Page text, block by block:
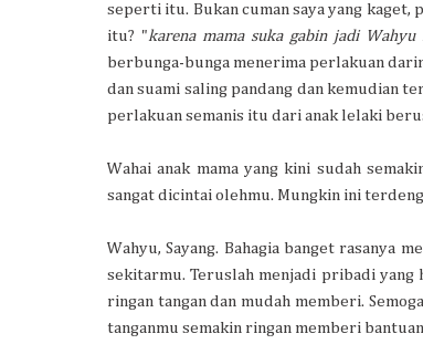
seperti itu. Bukan cuman saya yang kaget,
itu? "karena mama suka gabin jadi
berbunga-bunga menerima perlakuan
dan suami saling pandang dan kemudian
perlakuan semanis itu dari anak lelaki
Wahai anak mama yang kini sudah
sangat dicintai olehmu. Mungkin ini
Wahyu, Sayang. Bahagia banget rasanya
sekitarmu. Teruslah menjadi pribadi
ringan tangan dan mudah memberi.
tanganmu semakin ringan memberi